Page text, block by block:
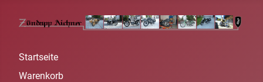
Startseite
Warenkorb